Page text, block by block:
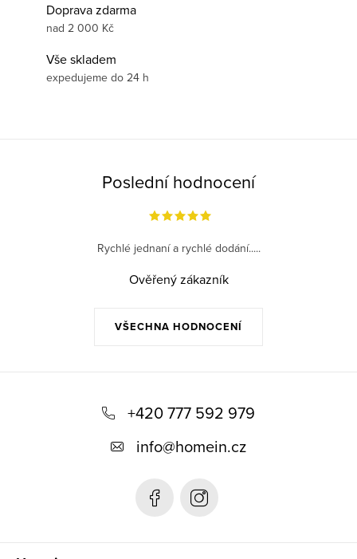
Doprava zdarma
nad 2 000 Kč
Vše skladem
expedujeme do 24 h
Poslední hodnocení
VŠECHNA HODNOCENÍ
Rychlé jednaní a rychlé dodání.....
Ověřený zákazník
+420 777 592 979
info@homein.cz